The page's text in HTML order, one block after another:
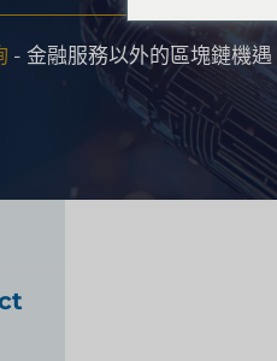
- 金融服務以外的區塊鏈機遇